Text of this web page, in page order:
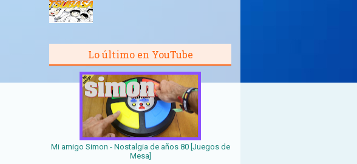
Lo último en YouTube
Mi amigo Simon - Nostalgia de años 80 [Juegos de
Mesa]